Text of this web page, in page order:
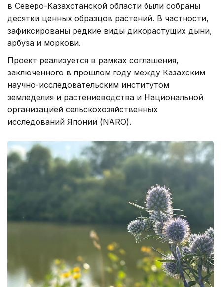
в Северо-Казахстанской области были собраны
десятки ценных образцов растений. В частности,
зафиксированы редкие виды дикорастущих дыни,
арбуза и моркови.
Проект реализуется в рамках соглашения,
заключенного в прошлом году между Казахским
научно-исследовательским институтом
земледелия и растениеводства и Национальной
организацией сельскохозяйственных
исследований Японии (NARO).